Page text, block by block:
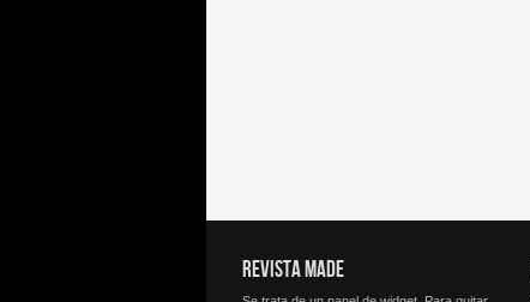
REVISTA MADE